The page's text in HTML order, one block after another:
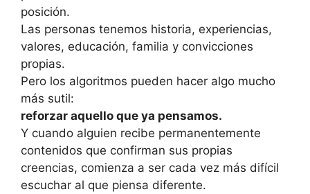
posición.
Las personas tenemos historia, experiencias,
valores, educación, familia y convicciones
propias.
Pero los algoritmos pueden hacer algo mucho
más sutil:
reforzar aquello que ya pensamos.
Y cuando alguien recibe permanentemente
contenidos que confirman sus propias
creencias, comienza a ser cada vez más difícil
escuchar al que piensa diferente.